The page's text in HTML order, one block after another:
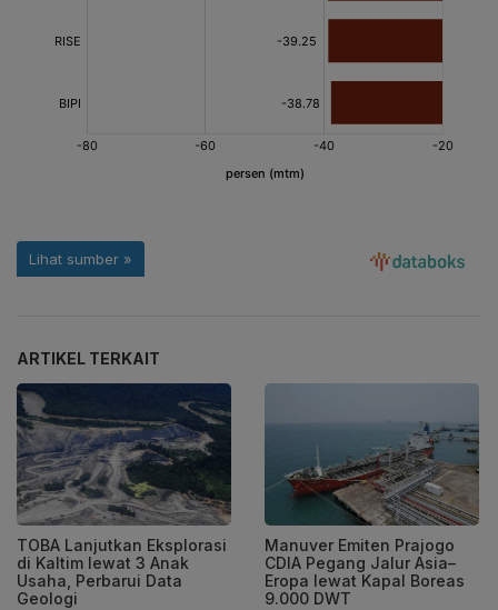
ARTIKEL TERKAIT
TOBA Lanjutkan Eksplorasi
di Kaltim lewat 3 Anak
Usaha, Perbarui Data
Geologi
Manuver Emiten Prajogo
CDIA Pegang Jalur Asia–
Eropa lewat Kapal Boreas
9.000 DWT